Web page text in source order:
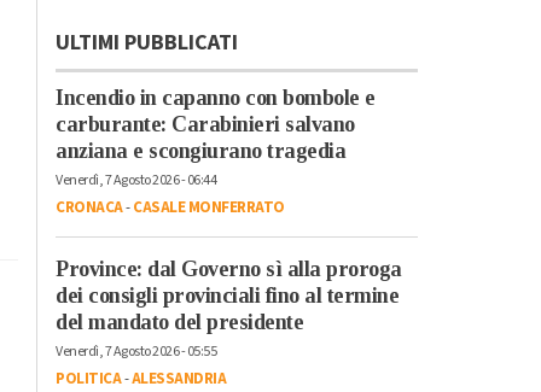
ULTIMI PUBBLICATI
Incendio in capanno con bombole e
carburante: Carabinieri salvano
anziana e scongiurano tragedia
Venerdì, 7 Agosto 2026 - 06:44
CRONACA-CASALE MONFERRATO
Province: dal Governo sì alla proroga
dei consigli provinciali fino al termine
del mandato del presidente
Venerdì, 7 Agosto 2026 - 05:55
POLITICA-ALESSANDRIA